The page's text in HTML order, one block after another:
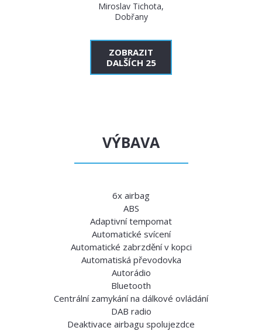
Miroslav Tichota,
Dobřany
ZOBRAZIT
DALŠÍCH 25
VÝBAVA
6x airbag
ABS
Adaptivní tempomat
Automatické svícení
Automatické zabrzdění v kopci
Automatiská převodovka
Autorádio
Bluetooth
Centrální zamykání na dálkové ovládání
DAB radio
Deaktivace airbagu spolujezdce